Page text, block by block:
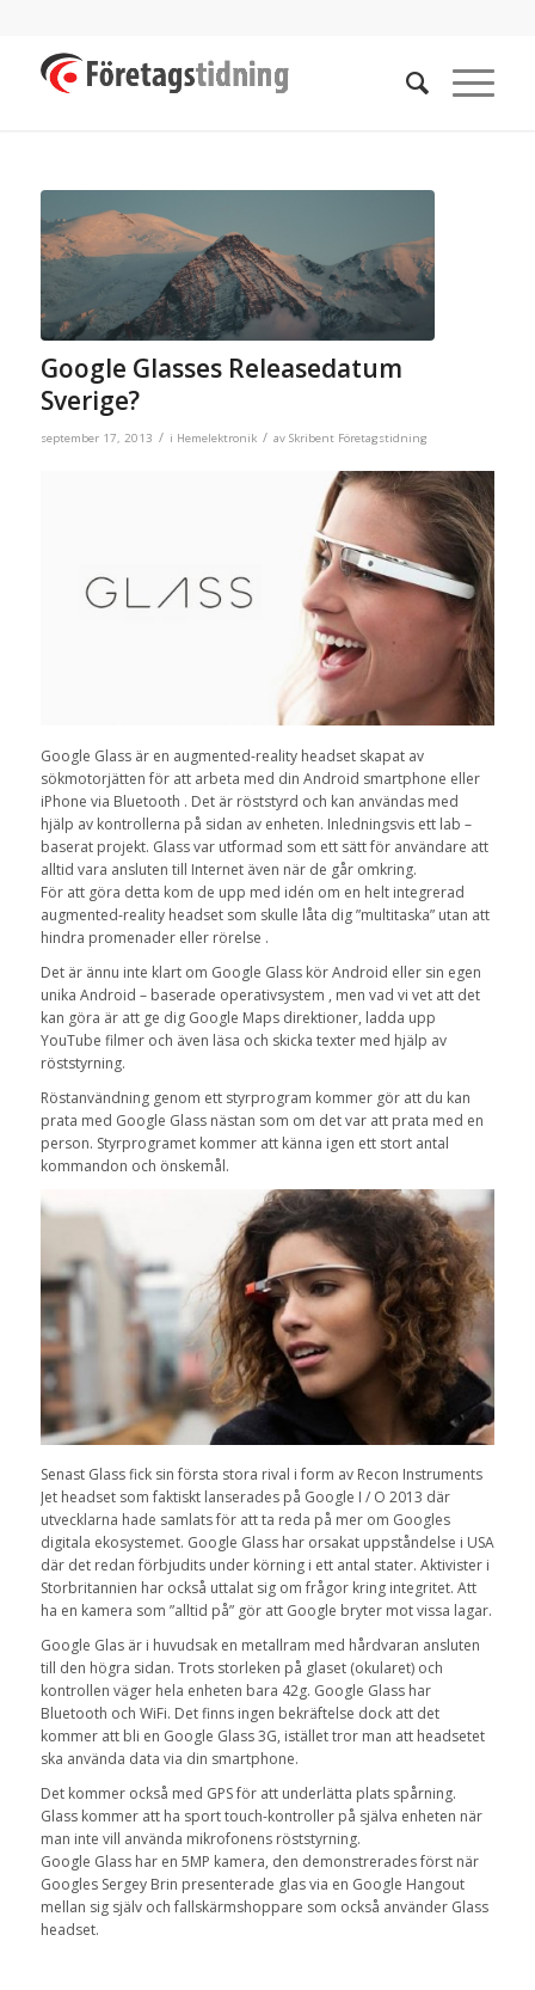
Google Glasses Releasedatum
Sverige?
september 17, 2013 / i Hemelektronik / av Skribent Företagstidning
Google Glass är en augmented-reality headset skapat av
sökmotorjätten för att arbeta med din Android smartphone eller
iPhone via Bluetooth . Det är röststyrd och kan användas med
hjälp av kontrollerna på sidan av enheten. Inledningsvis ett lab –
baserat projekt. Glass var utformad som ett sätt för användare att
alltid vara ansluten till Internet även när de går omkring.
För att göra detta kom de upp med idén om en helt integrerad
augmented-reality headset som skulle låta dig ”multitaska” utan att
hindra promenader eller rörelse .
Det är ännu inte klart om Google Glass kör Android eller sin egen
unika Android – baserade operativsystem , men vad vi vet att det
kan göra är att ge dig Google Maps direktioner, ladda upp
YouTube filmer och även läsa och skicka texter med hjälp av
röststyrning.
Röstanvändning genom ett styrprogram kommer gör att du kan
prata med Google Glass nästan som om det var att prata med en
person. Styrprogramet kommer att känna igen ett stort antal
kommandon och önskemål.
Senast Glass fick sin första stora rival i form av Recon Instruments
Jet headset som faktiskt lanserades på Google I / O 2013 där
utvecklarna hade samlats för att ta reda på mer om Googles
digitala ekosystemet. Google Glass har orsakat uppståndelse i USA
där det redan förbjudits under körning i ett antal stater. Aktivister i
Storbritannien har också uttalat sig om frågor kring integritet. Att
ha en kamera som ”alltid på” gör att Google bryter mot vissa lagar.
Google Glas är i huvudsak en metallram med hårdvaran ansluten
till den högra sidan. Trots storleken på glaset (okularet) och
kontrollen väger hela enheten bara 42g. Google Glass har
Bluetooth och WiFi. Det finns ingen bekräftelse dock att det
kommer att bli en Google Glass 3G, istället tror man att headsetet
ska använda data via din smartphone.
Det kommer också med GPS för att underlätta plats spårning.
Glass kommer att ha sport touch-kontroller på själva enheten när
man inte vill använda mikrofonens röststyrning.
Google Glass har en 5MP kamera, den demonstrerades först när
Googles Sergey Brin presenterade glas via en Google Hangout
mellan sig själv och fallskärmshoppare som också använder Glass
headset.